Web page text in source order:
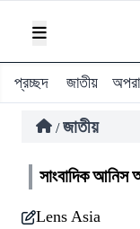
প্রচ্ছদ জাতীয়
/ জাতীয়
সাংবাদিক আনিস
Lens Asia